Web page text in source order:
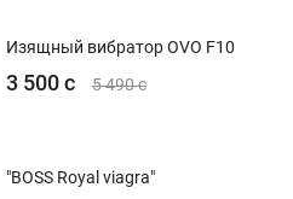
Изящный вибратор OVO F10
3 500 с 5 490 с
"BOSS Royal viagra"